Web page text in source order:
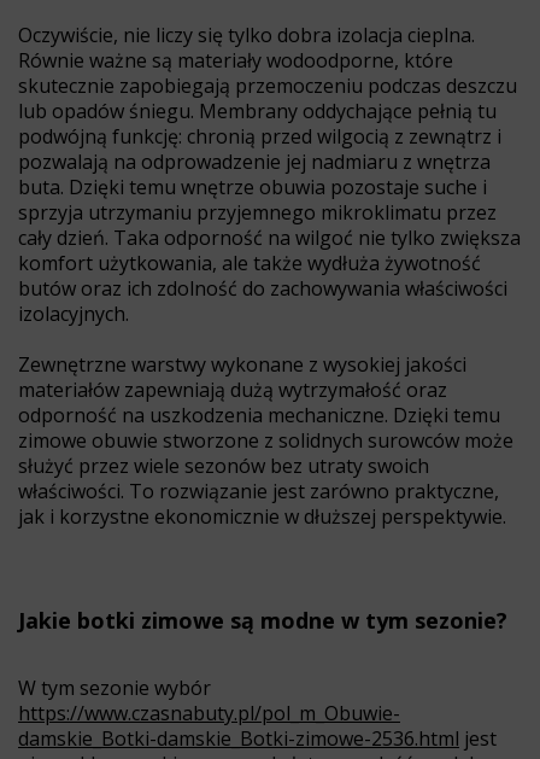
Oczywiście, nie liczy się tylko dobra izolacja cieplna.
Równie ważne są materiały wodoodporne, które
skutecznie zapobiegają przemoczeniu podczas deszczu
lub opadów śniegu. Membrany oddychające pełnią tu
podwójną funkcję: chronią przed wilgocią z zewnątrz i
pozwalają na odprowadzenie jej nadmiaru z wnętrza
buta. Dzięki temu wnętrze obuwia pozostaje suche i
sprzyja utrzymaniu przyjemnego mikroklimatu przez
cały dzień. Taka odporność na wilgoć nie tylko zwiększa
komfort użytkowania, ale także wydłuża żywotność
butów oraz ich zdolność do zachowywania właściwości
izolacyjnych.
Zewnętrzne warstwy wykonane z wysokiej jakości
materiałów zapewniają dużą wytrzymałość oraz
odporność na uszkodzenia mechaniczne. Dzięki temu
zimowe obuwie stworzone z solidnych surowców może
służyć przez wiele sezonów bez utraty swoich
właściwości. To rozwiązanie jest zarówno praktyczne,
jak i korzystne ekonomicznie w dłuższej perspektywie.
Jakie botki zimowe są modne w tym sezonie?
W tym sezonie wybór
https://www.czasnabuty.pl/pol_m_Obuwie-
damskie_Botki-damskie_Botki-zimowe-2536.html jest